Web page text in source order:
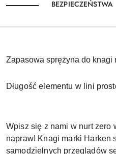
BEZPIECZEŃSTWA
Zapasowa sprężyna do knagi
Długość elementu w lini
Wpisz się z nami w nurt zero
napraw! Knagi marki Harken
samodzielnych przeglądów